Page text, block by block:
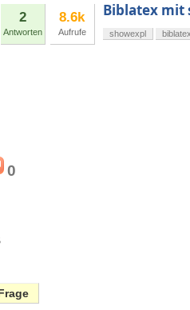
2
Antworten
8.6k
Aufrufe
Biblatex mit
showexpl
0